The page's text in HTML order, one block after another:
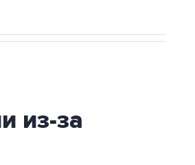
из-за